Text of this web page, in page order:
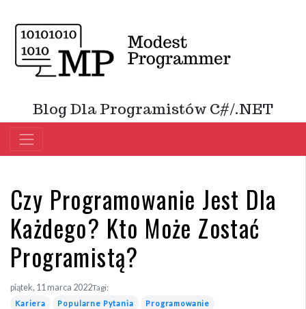
Blog Dla Programistów C#/.NET
Czy Programowanie Jest Dla
Każdego? Kto Może Zostać
Programistą?
piątek, 11 marca 2022Tagi:
Kariera Popularne Pytania Programowanie